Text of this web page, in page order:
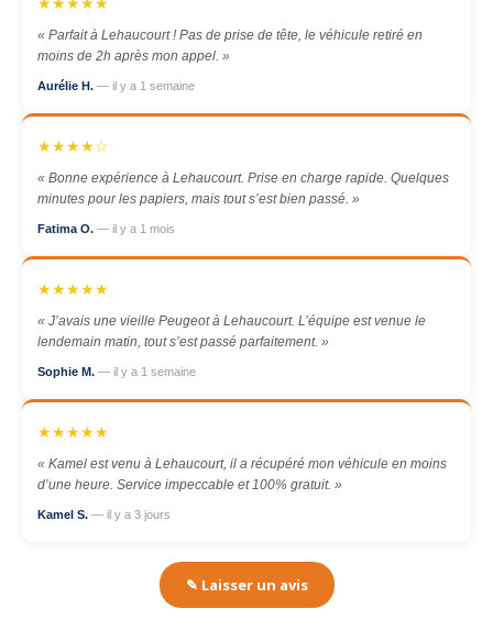
« Parfait à Lehaucourt ! Pas de prise de tête, le véhicule retiré en
moins de 2h après mon appel. »
Aurélie H. — il y a 1 semaine
★★★★☆
« Bonne expérience à Lehaucourt. Prise en charge rapide. Quelques
minutes pour les papiers, mais tout s’est bien passé. »
Fatima O. — il y a 1 mois
★★★★★
« J’avais une vieille Peugeot à Lehaucourt. L’équipe est venue le
lendemain matin, tout s’est passé parfaitement. »
Sophie M. — il y a 1 semaine
★★★★★
« Kamel est venu à Lehaucourt, il a récupéré mon véhicule en moins
d’une heure. Service impeccable et 100% gratuit. »
Kamel S. — il y a 3 jours
✎ Laisser un avis